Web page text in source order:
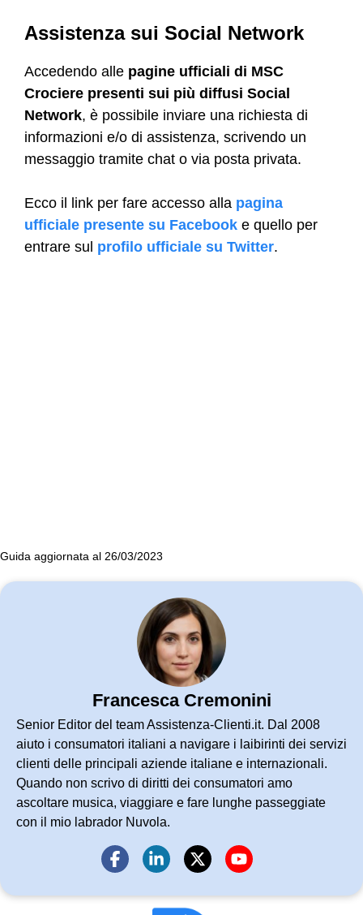
Assistenza sui Social Network
Accedendo alle pagine ufficiali di MSC
Crociere presenti sui più diffusi Social
Network, è possibile inviare una richiesta di
informazioni e/o di assistenza, scrivendo un
messaggio tramite chat o via posta privata.
Ecco il link per fare accesso alla pagina
ufficiale presente su Facebook e quello per
entrare sul profilo ufficiale su Twitter.
Guida aggiornata al 26/03/2023
Francesca Cremonini
Senior Editor del team Assistenza-Clienti.it. Dal 2008
aiuto i consumatori italiani a navigare i laibirinti dei servizi
clienti delle principali aziende italiane e internazionali.
Quando non scrivo di diritti dei consumatori amo
ascoltare musica, viaggiare e fare lunghe passeggiate
con il mio labrador Nuvola.